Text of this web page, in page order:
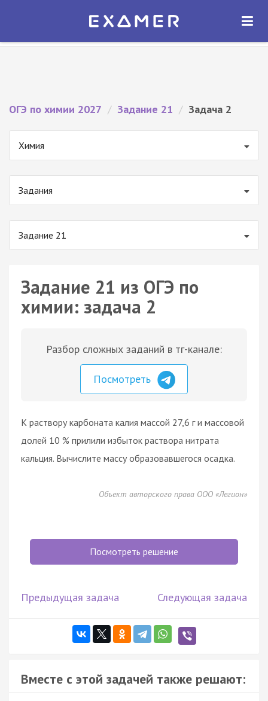
Экзамер — ЕГЭ 2027
ОТКРЫТЬ
ОГЭ по химии 2027 / Задание 21 / Задача 2
Химия
Задания
Задание 21
Задание 21 из ОГЭ по
химии: задача 2
Разбор сложных заданий в тг-канале:
Посмотреть
К раствору карбоната калия массой 27,6 г и массовой
долей 10 % прилили избыток раствора нитрата
кальция. Вычислите массу образовавшегося осадка.
Объект авторского права ООО «Легион»
Посмотреть решение
Предыдущая задача Следующая задача
Вместе с этой задачей также решают: